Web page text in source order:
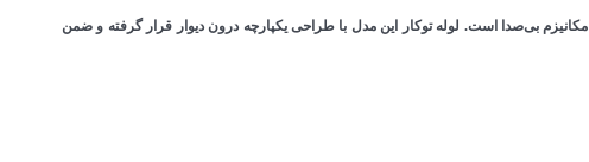
۶.۵ سانتی‌متر و ظرفیت تخلیه قابل تنظیم بین ۲ تا ۷ لیتر، دارای ورودی آب از دو جهت و مکانیزم بی‌صدا است. لوله توکار این مدل با طراحی یکپارچه درون دیوار قرار گرفته و ضمن